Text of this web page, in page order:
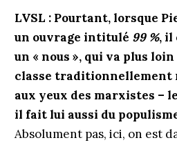
LVSL : Pourtant, lorsque
un ouvrage intitulé 99 %, il
un « nous », qui va plus
classe
aux yeux des marxistes –
il fait lui aussi du
Absolument pas, ici, on est